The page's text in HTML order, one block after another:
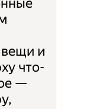
и
что-
—